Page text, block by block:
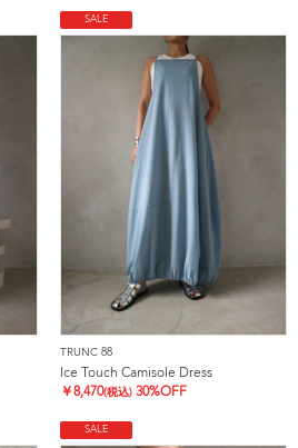
SALE
TRUNC 88
Ice Touch Camisole Dress
￥8,470(税込) 30%OFF
SALE